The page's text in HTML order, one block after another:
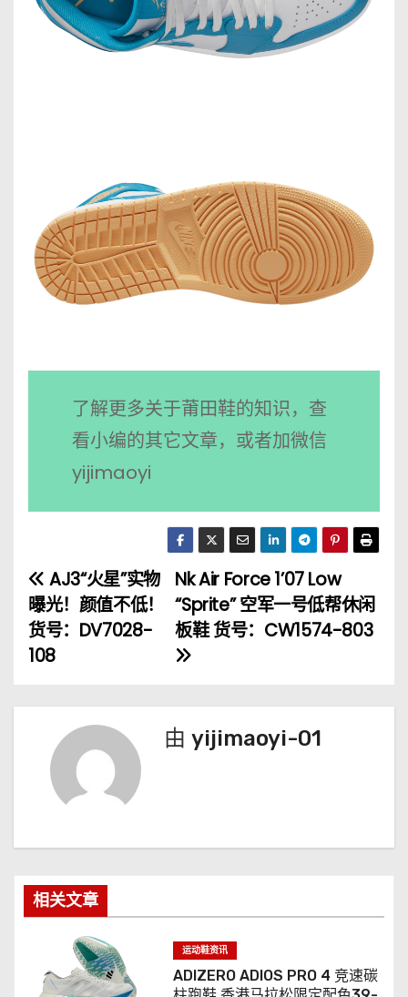
了解更多关于莆田鞋的知识，查
看小编的其它文章，或者加微信
yijimaoyi
文
章
导
航
Nk Air Force 1’07 Low
“Sprite” 空军一号低帮休闲
板鞋 货号：CW1574-803
AJ3“火星”实物
曝光！颜值不低！
货号：DV7028-
108
由 yijimaoyi-01
相关文章
运动鞋资讯
ADIZERO ADIOS PRO 4 竞速碳